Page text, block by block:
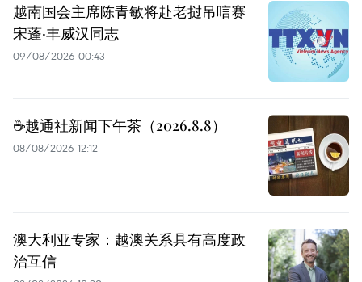
越南国会主席陈青敏将赴老挝吊唁赛
宋蓬·丰威汉同志
09/08/2026 00:43
☕️越通社新闻下午茶（2026.8.8）
08/08/2026 12:12
澳大利亚专家：越澳关系具有高度政
治互信